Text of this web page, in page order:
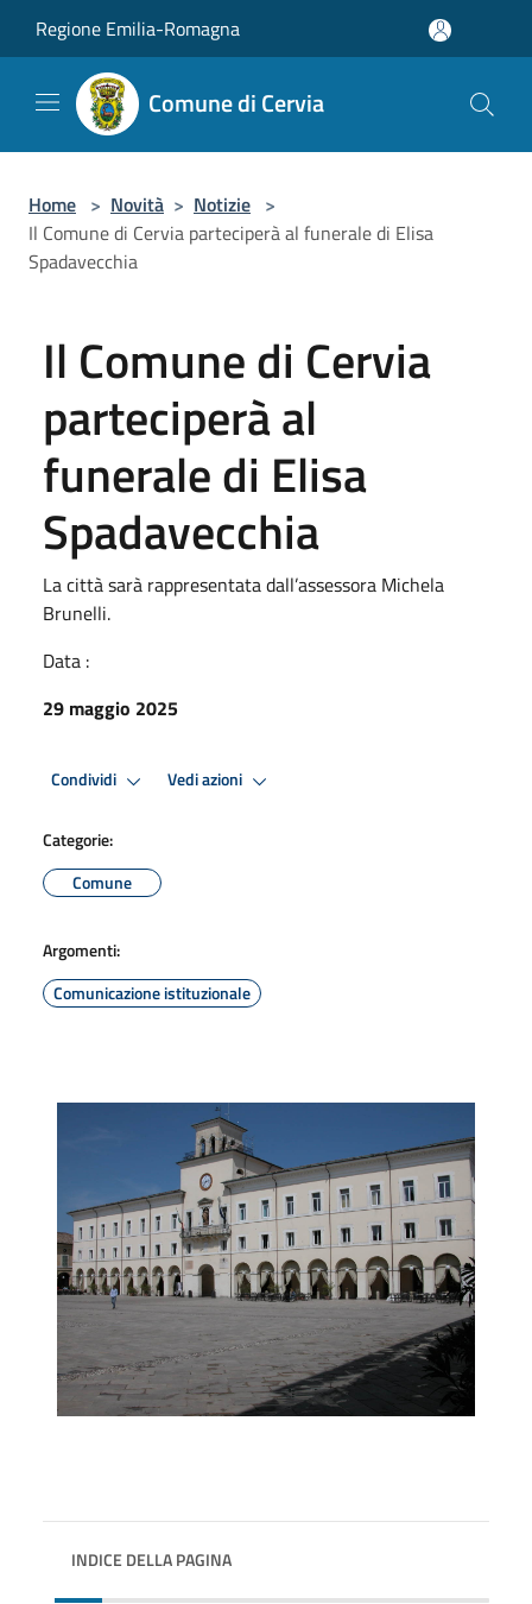
Regione Emilia-Romagna
Comune di Cervia
Home > Novità > Notizie >
Il Comune di Cervia parteciperà al funerale di Elisa
Spadavecchia
Il Comune di Cervia
parteciperà al
funerale di Elisa
Spadavecchia
La città sarà rappresentata dall’assessora Michela
Brunelli.
Data :
29 maggio 2025
Condividi Vedi azioni
Categorie:
Comune
Argomenti:
Comunicazione istituzionale
INDICE DELLA PAGINA